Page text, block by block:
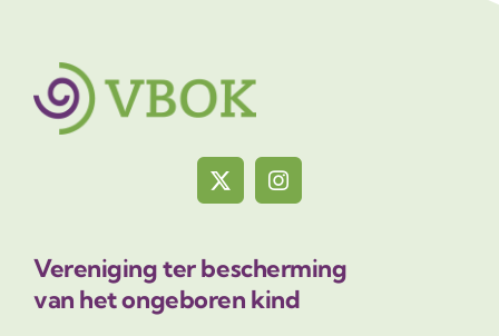
Vereniging ter bescherming
van het ongeboren kind